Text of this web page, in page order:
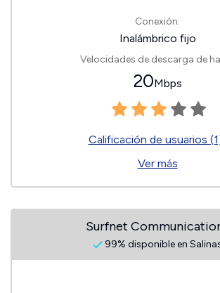
Conexión:
Inalámbrico fijo
Velocidades de descarga de
20Mbps
Calificación de usuarios
Ver más
Surfnet
99% disponible en